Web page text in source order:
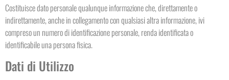
Costituisce dato personale qualunque informazione che, direttamente o
indirettamente, anche in collegamento con qualsiasi altra informazione, ivi
compreso un numero di identificazione personale, renda identificata o
identificabile una persona fisica.
Dati di Utilizzo